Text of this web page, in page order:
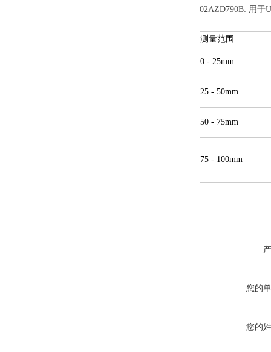
02AZD790B: 用于
测量范围
0 - 25mm
25 - 50mm
50 - 75mm
75 - 100mm
您的
您的